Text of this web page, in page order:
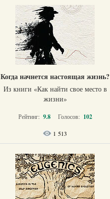
Когда начнется настоящая жизнь?
Из книги «Как найти свое место в
жизни​»
Рейтинг: 9.8 Голосов: 102
1 513